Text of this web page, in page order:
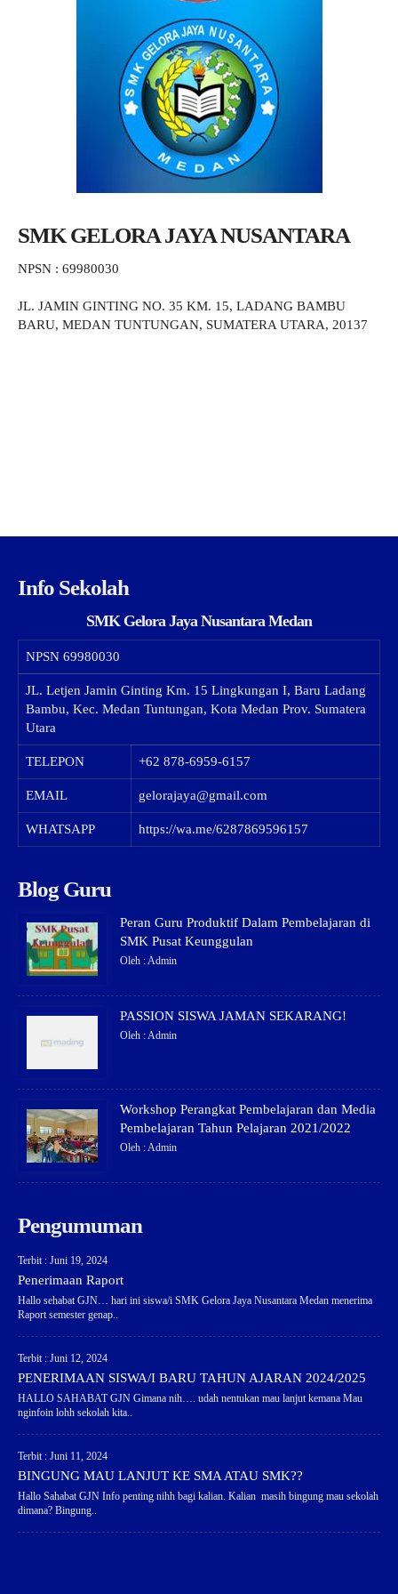
SMK GELORA JAYA NUSANTARA
NPSN : 69980030
JL. JAMIN GINTING NO. 35 KM. 15, LADANG BAMBU
BARU, MEDAN TUNTUNGAN, SUMATERA UTARA, 20137
Info Sekolah
SMK Gelora Jaya Nusantara Medan
NPSN 69980030
JL. Letjen Jamin Ginting Km. 15 Lingkungan I, Baru Ladang
Bambu, Kec. Medan Tuntungan, Kota Medan Prov. Sumatera
Utara
TELEPON +62 878-6959-6157
EMAIL gelorajaya@gmail.com
WHATSAPP https://wa.me/6287869596157
Blog Guru
Peran Guru Produktif Dalam Pembelajaran di
SMK Pusat Keunggulan
Oleh : Admin
PASSION SISWA JAMAN SEKARANG!
Oleh : Admin
Workshop Perangkat Pembelajaran dan Media
Pembelajaran Tahun Pelajaran 2021/2022
Oleh : Admin
Pengumuman
Terbit : Juni 19, 2024
Penerimaan Raport
Hallo sehabat GJN… hari ini siswa/i SMK Gelora Jaya Nusantara Medan menerima
Raport semester genap..
Terbit : Juni 12, 2024
PENERIMAAN SISWA/I BARU TAHUN AJARAN 2024/2025
HALLO SAHABAT GJN Gimana nih…. udah nentukan mau lanjut kemana Mau
nginfoin lohh sekolah kita..
Terbit : Juni 11, 2024
BINGUNG MAU LANJUT KE SMA ATAU SMK??
Hallo Sahabat GJN Info penting nihh bagi kalian. Kalian masih bingung mau sekolah
dimana? Bingung..